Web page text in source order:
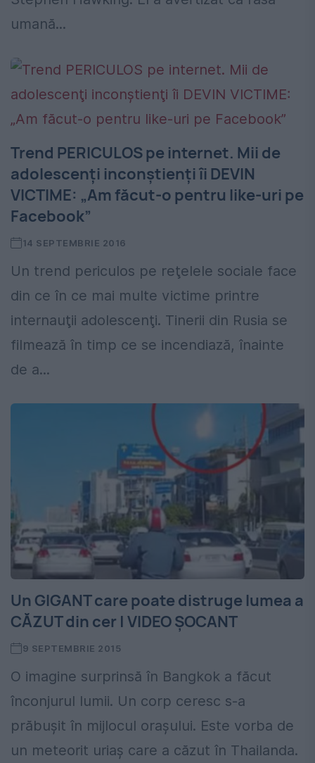
umană...
Trend PERICULOS pe internet. Mii de
adolescenţi inconştienţi îi DEVIN
VICTIME: „Am făcut-o pentru like-uri pe
Facebook”
14 SEPTEMBRIE 2016
Un trend periculos pe reţelele sociale face
din ce în ce mai multe victime printre
internauţii adolescenţi. Tinerii din Rusia se
filmează în timp ce se incendiază, înainte
de a...
Un GIGANT care poate distruge lumea a
CĂZUT din cer | VIDEO ȘOCANT
9 SEPTEMBRIE 2015
O imagine surprinsă în Bangkok a făcut
înconjurul lumii. Un corp ceresc s-a
prăbușit în mijlocul orașului. Este vorba de
un meteorit uriaș care a căzut în Thailanda.